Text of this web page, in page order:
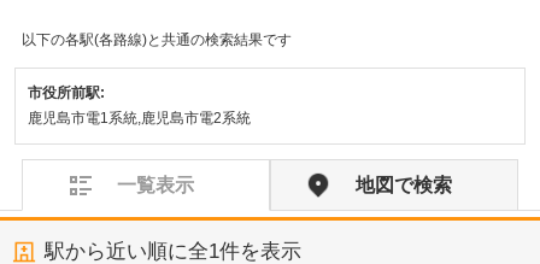
以下の各駅(各路線)と共通の検索結果です
市役所前駅:
鹿児島市電1系統,鹿児島市電2系統
一覧表示 地図で検索
駅から近い順に全1件を表示